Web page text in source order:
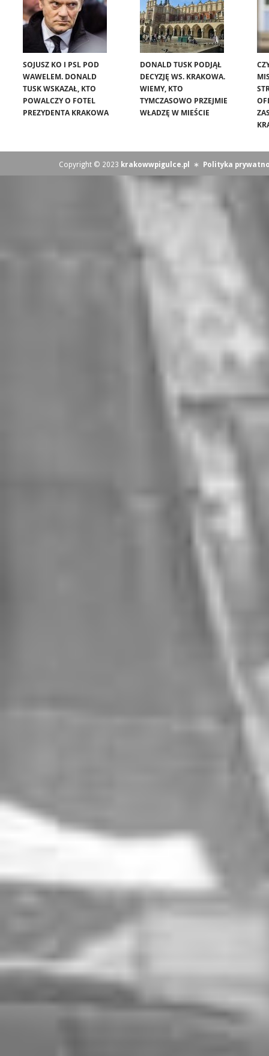
SOJUSZ KO I PSL POD
WAWELEM. DONALD
TUSK WSKAZAŁ, KTO
POWALCZY O FOTEL
PREZYDENTA KRAKOWA
DONALD TUSK PODJĄŁ
DECYZJĘ WS. KRAKOWA.
WIEMY, KTO
TYMCZASOWO PRZEJMIE
WŁADZĘ W MIEŚCIE
Copyright © 2023 krakowwpigulce.pl ∗ Polityka